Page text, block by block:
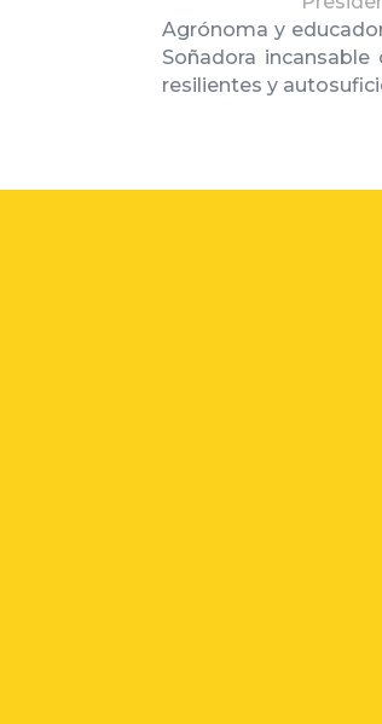
Agrónoma y
Soñadora
resilientes y